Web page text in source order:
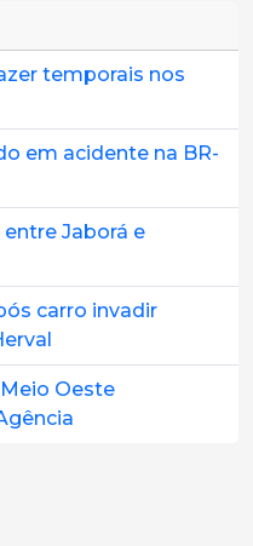
temporais nos
em acidente na BR-
Jaborá e
carro invadir
Oeste